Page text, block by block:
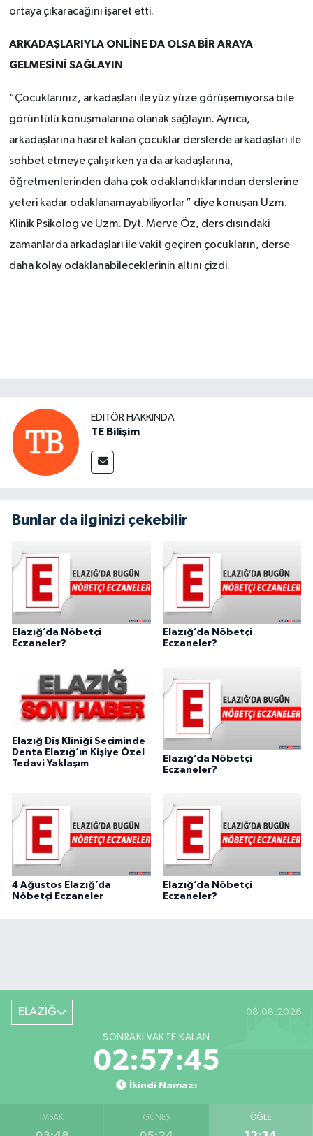
ortaya çıkaracağını işaret etti.
ARKADAŞLARIYLA ONLİNE DA OLSA BİR ARAYA
GELMESİNİ SAĞLAYIN
“Çocuklarınız, arkadaşları ile yüz yüze görüşemiyorsa bile
görüntülü konuşmalarına olanak sağlayın. Ayrıca,
arkadaşlarına hasret kalan çocuklar derslerde arkadaşları ile
sohbet etmeye çalışırken ya da arkadaşlarına,
öğretmenlerinden daha çok odaklandıklarından derslerine
yeteri kadar odaklanamayabiliyorlar” diye konuşan Uzm.
Klinik Psikolog ve Uzm. Dyt. Merve Öz, ders dışındaki
zamanlarda arkadaşları ile vakit geçiren çocukların, derse
daha kolay odaklanabileceklerinin altını çizdi.
EDITÖR HAKKINDA
TE Bilişim
Bunlar da ilginizi çekebilir
Elazığ’da Nöbetçi
Eczaneler?
Elazığ’da Nöbetçi
Eczaneler?
Elazığ Diş Kliniği Seçiminde
Denta Elazığ’ın Kişiye Özel
Tedavi Yaklaşım
Elazığ’da Nöbetçi
Eczaneler?
4 Ağustos Elazığ’da
Nöbetçi Eczaneler
Elazığ’da Nöbetçi
Eczaneler?
ELAZIĞ 08.08.2026
SONRAKI VAKTE KALAN
02:57:44
İkindi Namazı
İMSAK GÜNEŞ ÖĞLE